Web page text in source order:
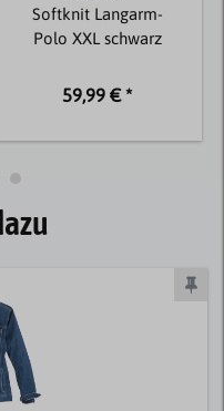
Softknit Langarm-
Polo XXL schwarz
59,99 € *